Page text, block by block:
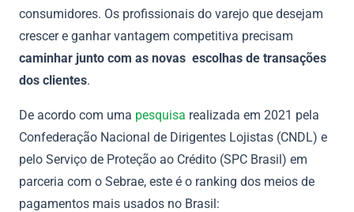
consumidores. Os profissionais do varejo que desejam
crescer e ganhar vantagem competitiva precisam
caminhar junto com as novas escolhas de transações
dos clientes.
De acordo com uma pesquisa realizada em 2021 pela
Confederação Nacional de Dirigentes Lojistas (CNDL) e
pelo Serviço de Proteção ao Crédito (SPC Brasil) em
parceria com o Sebrae, este é o ranking dos meios de
pagamentos mais usados no Brasil: